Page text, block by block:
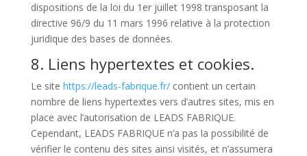
dispositions de la loi du 1er juillet 1998 transposant la
directive 96/9 du 11 mars 1996 relative à la protection
juridique des bases de données.
8. Liens hypertextes et cookies.
Le site https://leads-fabrique.fr/ contient un certain
nombre de liens hypertextes vers d’autres sites, mis en
place avec l’autorisation de LEADS FABRIQUE.
Cependant, LEADS FABRIQUE n’a pas la possibilité de
vérifier le contenu des sites ainsi visités, et n’assumera